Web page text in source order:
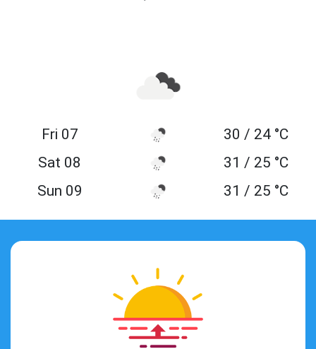
Fri 07
30 / 24 °C
Sat 08
31 / 25 °C
Sun 09
31 / 25 °C